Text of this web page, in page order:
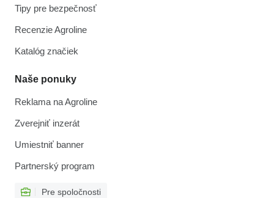
Tipy pre bezpečnosť
Recenzie Agroline
Katalóg značiek
Naše ponuky
Reklama na Agroline
Zverejniť inzerát
Umiestniť banner
Partnerský program
Pre spoločnosti